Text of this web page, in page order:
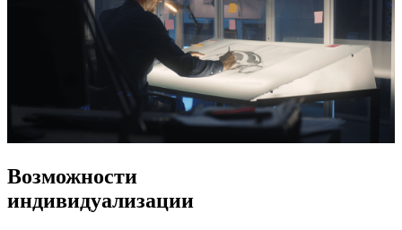
Возможности
индивидуализации